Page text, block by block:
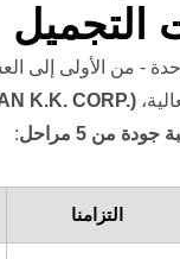
التجميل
- من الأولى إلى
K.K. CORP.)
من 5 مراحل :
التزامنا